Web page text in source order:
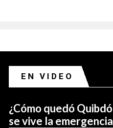
EN VIDEO
¿Cómo quedó
se vive la